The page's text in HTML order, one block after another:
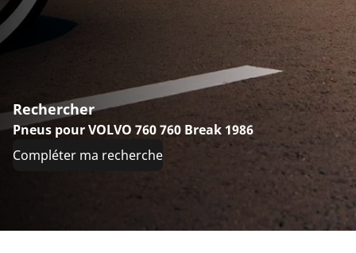
Rechercher
Pneus pour VOLVO 760 760 Break 1986
Compléter ma recherche